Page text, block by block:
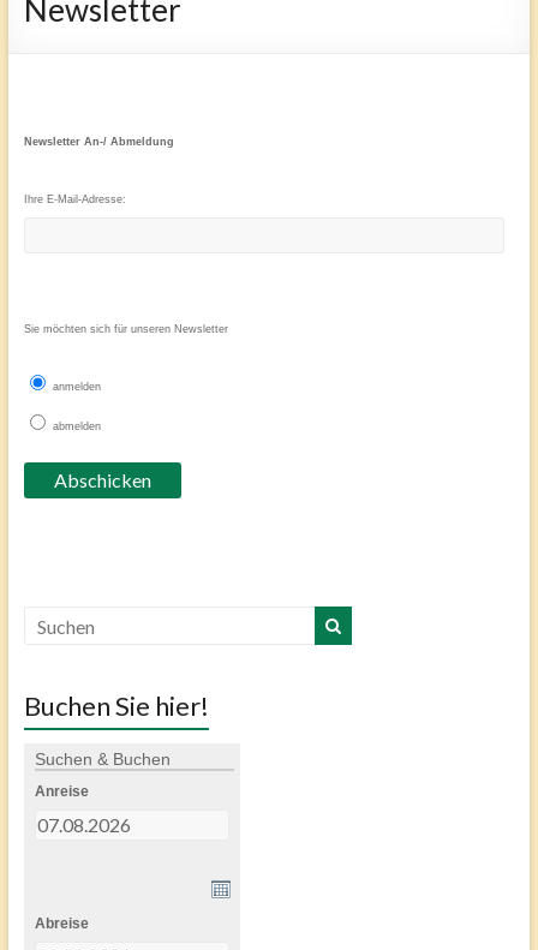
Newsletter
Newsletter An-/ Abmeldung
Ihre E-Mail-Adresse:
Sie möchten sich für unseren Newsletter
anmelden
abmelden
Buchen Sie hier!
Suchen & Buchen
Anreise
Abreise